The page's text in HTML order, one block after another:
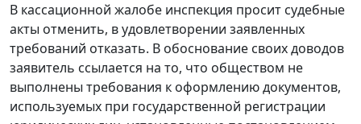
В кассационной жалобе инспекция просит судебные
акты отменить, в удовлетворении заявленных
требований отказать. В обоснование своих доводов
заявитель ссылается на то, что обществом не
выполнены требования к оформлению документов,
используемых при государственной регистрации